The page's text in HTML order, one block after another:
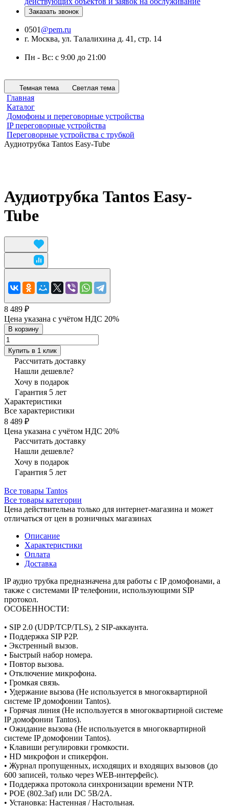
Заказать звонок
0501 @pem.ru
г. Москва, ул. Талалихина д. 41, стр. 14
Пн - Вс: с 9:00 до 21:00
Темная тема Светлая тема
Главная
Каталог
Домофоны и переговорные устройства
IP переговорные устройства
Переговорные устройства с трубкой
Аудиотрубка Tantos Easy-Tube
Аудиотрубка Tantos Easy-
Tube
8 489 ₽
Цена указана с учётом НДС 20%
В корзину
Купить в 1 клик
Рассчитать доставку
Нашли дешевле?
Хочу в подарок
Гарантия 5 лет
Характеристики
Все характеристики
8 489 ₽
Цена указана с учётом НДС 20%
Рассчитать доставку
Нашли дешевле?
Хочу в подарок
Гарантия 5 лет
Все товары Tantos
Все товары категории
Цена действительна только для интернет-магазина и может
отличаться от цен в розничных магазинах
Описание
Характеристики
Оплата
Доставка
IP аудио трубка предназначена для работы с IP домофонами, а
также с системами IP телефонии, использующими SIP
протокол.
ОСОБЕННОСТИ:
• SIP 2.0 (UDP/TCP/TLS), 2 SIP-аккаунта.
• Поддержка SIP P2P.
• Экстренный вызов.
• Быстрый набор номера.
• Повтор вызова.
• Отключение микрофона.
• Громкая связь.
• Удержание вызова (Не используется в многоквартирной
системе IP домофонии Tantos).
• Горячая линия (Не используется в многоквартирной системе
IP домофонии Tantos).
• Ожидание вызова (Не используется в многоквартирной
системе IP домофонии Tantos).
• Клавиши регулировки громкости.
• HD микрофон и спикерфон.
• Журнал пропущенных, исходящих и входящих вызовов (до
600 записей, только через WEB-интерфейс).
• Поддержка протокола синхронизации времени NTP.
• POE (802.3af) или DC 5В/2A.
• Установка: Настенная / Настольная.